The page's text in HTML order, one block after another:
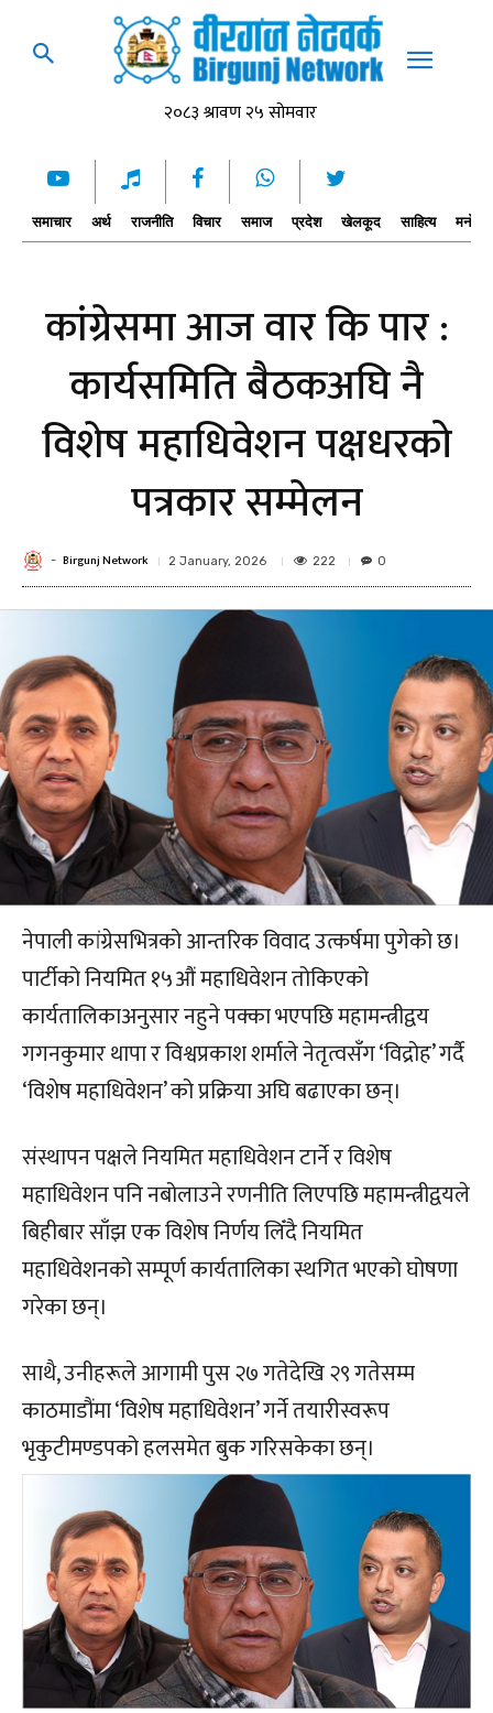
समाचार अर्थ राजनीति विचार समाज प्रदेश खेलकूद साहित्य
कांग्रेसमा आज वार कि पार :
कार्यसमिति बैठकअघि नै
विशेष महाधिवेशन पक्षधरको
पत्रकार सम्मेलन
- Birgunj Network 2 January, 2026 222 0
नेपाली कांग्रेसभित्रको आन्तरिक विवाद उत्कर्षमा पुगेको छ।
पार्टीको नियमित १५औं महाधिवेशन तोकिएको
कार्यतालिकाअनुसार नहुने पक्का भएपछि महामन्त्रीद्वय
गगनकुमार थापा र विश्वप्रकाश शर्माले नेतृत्वसँग ‘विद्रोह’ गर्दै
‘विशेष महाधिवेशन’ को प्रक्रिया अघि बढाएका छन्।
संस्थापन पक्षले नियमित महाधिवेशन टार्ने र विशेष
महाधिवेशन पनि नबोलाउने रणनीति लिएपछि महामन्त्रीद्वयले
बिहीबार साँझ एक विशेष निर्णय लिँदै नियमित
महाधिवेशनको सम्पूर्ण कार्यतालिका स्थगित भएको घोषणा
गरेका छन्।
साथै, उनीहरूले आगामी पुस २७ गतेदेखि २९ गतेसम्म
काठमाडौंमा ‘विशेष महाधिवेशन’ गर्ने तयारीस्वरूप
भृकुटीमण्डपको हलसमेत बुक गरिसकेका छन्।